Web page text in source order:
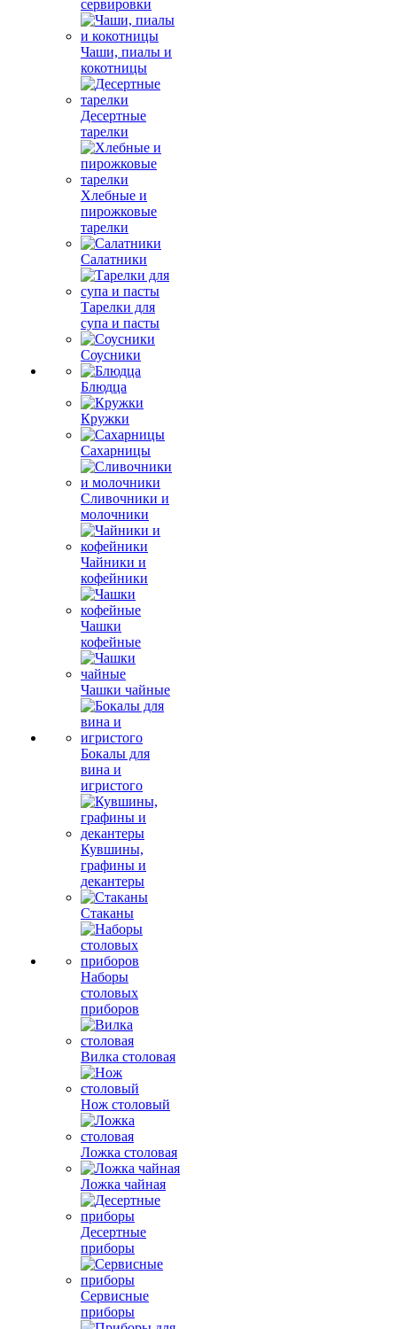
сервировки
Чаши, пиалы и
кокотницы
Десертные
тарелки
Хлебные и
пирожковые
тарелки
Салатники
Тарелки для
супа и пасты
Соусники
Блюдца
Кружки
Сахарницы
Сливочники и
молочники
Чайники и
кофейники
Чашки
кофейные
Чашки чайные
Бокалы для
вина и
игристого
Кувшины,
графины и
декантеры
Стаканы
Наборы
столовых
приборов
Вилка столовая
Нож столовый
Ложка столовая
Ложка чайная
Десертные
приборы
Сервисные
приборы